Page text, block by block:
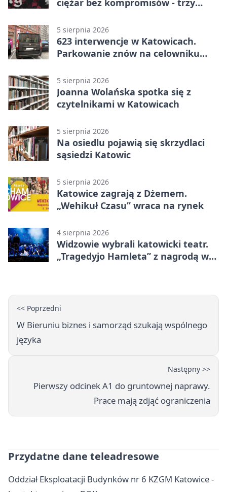
ciężar bez kompromisów - trzy
5 sierpnia 2026
623 interwencje w Katowicach.
Parkowanie znów na celowniku
5 sierpnia 2026
Joanna Wolańska spotka się z
czytelnikami w Katowicach
5 sierpnia 2026
Na osiedlu pojawią się skrzydlaci
sąsiedzi Katowic
5 sierpnia 2026
Katowice zagrają z Dżemem.
„Wehikuł Czasu” wraca na rynek
4 sierpnia 2026
Widzowie wybrali katowicki teatr.
„Tragedyjo Hamleta” z nagrodą w
<< Poprzedni
W Bieruniu biznes i samorząd szukają wspólnego
języka
Następny >>
Pierwszy odcinek A1 do gruntownej naprawy.
Prace mają zdjąć ograniczenia
Przydatne dane teleadresowe
Oddział Eksploatacji Budynków nr 6 KZGM Katowice -